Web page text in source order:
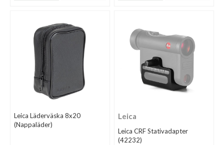
Leica Läderväska 8x20
(Nappaläder)
Leica
Leica CRF Stativadapter
(42232)